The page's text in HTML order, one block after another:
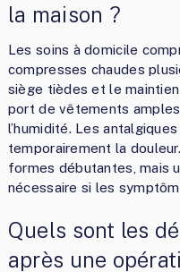
la maison ?
Les soins à domicile
compresses chaudes
siège tièdes et le maintien
port de vêtements
l’humidité. Les
temporairement la
formes débutantes, mais
nécessaire si les
Quels sont les
après une